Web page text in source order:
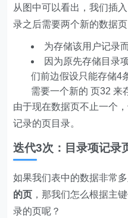
从图中可以看出，我们插
录之后需要两个新的数据页
为存储该用户记录
因为原先存储目录
们前边假设只能存储4
需要一个新的 页32 来
由于现在数据页不止一个
记录的页目录。
迭代3次：目录项记录
如果我们表中的数据非常
的页 ，那我们怎么根据主
录的页呢？